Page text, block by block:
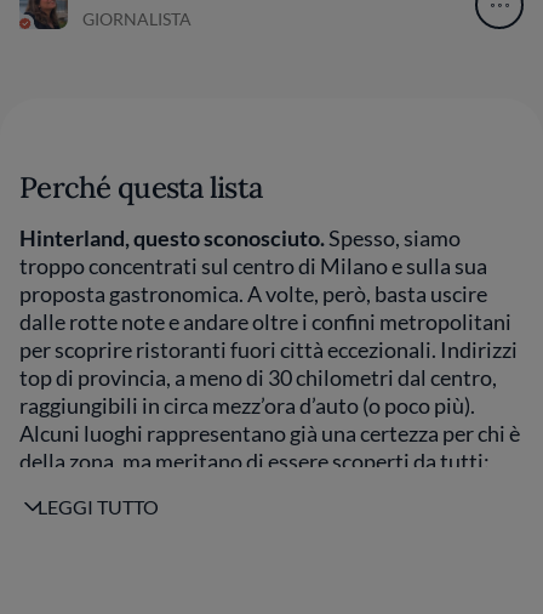
GIORNALISTA
Perché questa lista
Hinterland, questo sconosciuto.Spesso, siamo
troppo concentrati sul centro di Milano e sulla sua
proposta gastronomica. A volte, però, basta uscire
dalle rotte note e andare oltre i confini metropolitani
per scoprire ristoranti fuori città eccezionali. Indirizzi
top di provincia, a meno di 30 chilometri dal centro,
raggiungibili in circa mezz’ora d’auto (o poco più).
Alcuni luoghi rappresentano già una certezza per chi è
della zona, ma meritano di essere scoperti da tutti:
in abbinamento a una gita fuoriporta. In alcuni casi, la
LEGGI TUTTO